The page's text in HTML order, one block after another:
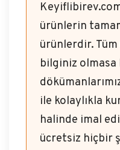
ürünlerin
ürünlerdir.
bilginiz
ile kolaylıkla
halinde imal
ücretsiz hiçbir